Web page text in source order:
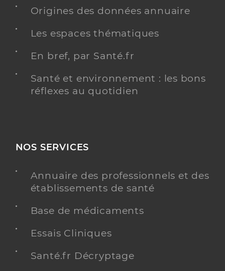
Origines des données annuaire
Les espaces thématiques
En bref, par Santé.fr
Santé et environnement : les bons
réflexes au quotidien
NOS SERVICES
Annuaire des professionnels et des
établissements de santé
Base de médicaments
Essais Cliniques
Santé.fr Décryptage